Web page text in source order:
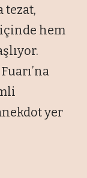
tezat,
hem
yer